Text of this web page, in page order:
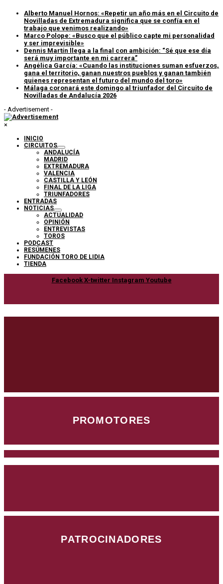
Alberto Manuel Hornos: «Repetir un año más en el Circuito de
Novilladas de Extremadura significa que se confía en el
trabajo que venimos realizando»
Marco Polope: «Busco que el público capte mi personalidad
y ser imprevisible»
Dennis Martín llega a la final con ambición: “Sé que ese día
será muy importante en mi carrera”
Angélica García: «Cuando las instituciones suman esfuerzos,
gana el territorio, ganan nuestros pueblos y ganan también
quienes representan el futuro del mundo del toro»
Málaga coronará este domingo al triunfador del Circuito de
Novilladas de Andalucía 2026
- Advertisement -
×
INICIO
CIRCUITOS
ANDALUCÍA
MADRID
EXTREMADURA
VALENCIA
CASTILLA Y LEÓN
FINAL DE LA LIGA
TRIUNFADORES
ENTRADAS
NOTICIAS
ACTUALIDAD
OPINIÓN
ENTREVISTAS
TOROS
PODCAST
RESÚMENES
FUNDACIÓN TORO DE LIDIA
TIENDA
Facebook X-twitter Instagram Youtube
PROMOTORES
PATROCINADORES